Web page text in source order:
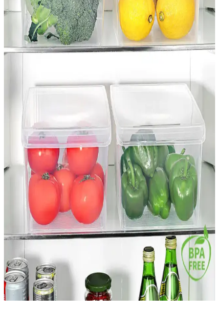
Masa altına sığan mini buzdolabı seçiminde kompresörlü modeller,
Peltier teknolojisine göre daha iyi soğutma, düşük enerji tüketimi ve
sessiz çalışma sunar. Boyut ve yerleşim önemli kriterlerdir.
Kitchen Beauty 6'lı Buzdolabı Kapak İçi Düzenleyici
Organizer Seti Pratik ve Çok Amaçlı Kullanım
mutfak ve diğer alanlarda düzen sağlar, hijyen ve kullanım kolaylığı
Madame Coco ve Serstil Hurç Karşılaştırması:
Hangi Model Sizin İçin Uygun
İki popüler hurç modeli olan Madame Coco ve Serstil'in özellikleri,
kullanım alanları ve kullanıcı yorumlarıyla detaylı karşılaştırması.
Demmon Araç Buzdolabı 50 Litre Kompresörlü
Gazlı: Özellikler, Tasarım ve Kullanım Analizi
Demmon araç buzdolabı, 50 L kapasite, -20°C hedefi ve 12V-24V
uyumluluğu ile hareket halinde güvenli soğutma sağlar. Dijital ekran
ve kablosuz bağlantı ile uygulama entegrasyonu konfor sunar; bazı
kullanıcılar hız ve iç bölme tasarımını eleştirir.
Meleni Home 4'lü Kapaklı Buzdolabı Düzenleyici
Seti Gıda Saklama ve Mutfak Organizasyonu
Dört adet 8 litrelik kapaklı saklama kutusu, mutfak ve buzdolabı
düzenini kolaylaştırır, içerik görünürlüğü ve hijyen sağlar, çok yönlü
kullanım imkanı sunar.